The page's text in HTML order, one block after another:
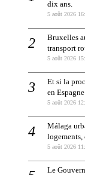
dix ans.
5 août 2026
Bruxelles
transport
5 août 2026
Et si la
en
5 août 2026
Málaga
logements,
5 août 2026
Le